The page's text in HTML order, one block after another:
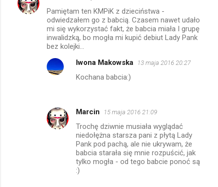
o
Pamiętam ten KMPiK z dzieciństwa -
odwiedzałem go z babcią. Czasem nawet udało
mi się wykorzystać fakt, że babcia miała I grupę
inwalidzką, bo mogła mi kupić debiut Lady Pank
bez kolejki...
Iwona Makowska 13 maja 2016 20:27
Kochana babcia:)
Marcin 15 maja 2016 21:09
Trochę dziwnie musiała wyglądać
niedołężna starsza pani z płytą Lady
Pank pod pachą, ale nie ukrywam, że
babcia starała się mnie rozpuścić, jak
tylko mogła - od tego babcie ponoć są
:)